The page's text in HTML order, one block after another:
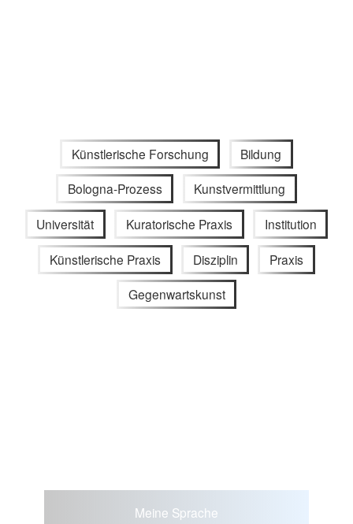
Künstlerische Forschung Bildung
Bologna-Prozess Kunstvermittlung
Universität Kuratorische Praxis Institution
Künstlerische Praxis Disziplin Praxis
Gegenwartskunst
Meine Sprache